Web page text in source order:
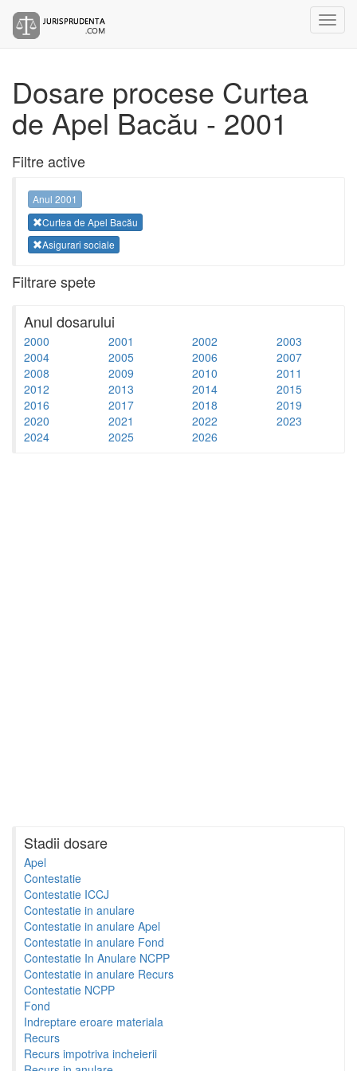
Dosare procese Curtea
de Apel Bacău - 2001
Filtre active
Anul 2001
Curtea de Apel Bacău
Asigurari sociale
Filtrare spete
Anul dosarului
2000 2001 2002
2003
2004
2005 2006
2007
2008
2009 2010
2011
2012
2013 2014
2015
2016
2017 2018
2019
2020
2021 2022
2023
2024
2025 2026
Stadii dosare
Apel
Contestatie
Contestatie ICCJ
Contestatie in anulare
Contestatie in anulare Apel
Contestatie in anulare Fond
Contestatie In Anulare NCPP
Contestatie in anulare Recurs
Contestatie NCPP
Fond
Indreptare eroare materiala
Recurs
Recurs impotriva incheierii